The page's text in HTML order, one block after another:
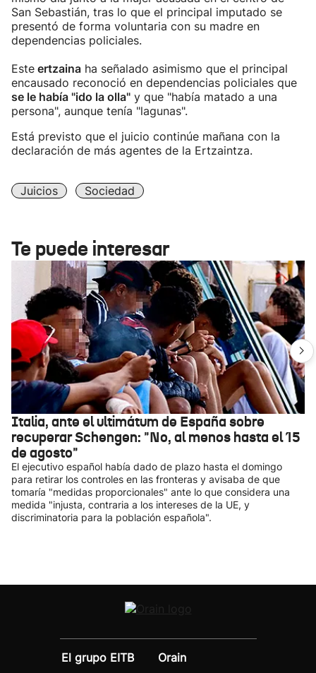
San Sebastián, tras lo que el principal imputado se
presentó de forma voluntaria con su madre en
dependencias policiales.
Este ertzaina ha señalado asimismo que el principal
encausado reconoció en dependencias policiales que
se le había "ido la olla" y que "había matado a una
persona", aunque tenía "lagunas".
Está previsto que el juicio continúe mañana con la
declaración de más agentes de la Ertzaintza.
Juicios Sociedad
Te puede interesar
Italia, ante el ultimátum de España sobre
recuperar Schengen: "No, al menos hasta el 15
de agosto"
El ejecutivo español había dado de plazo hasta el domingo
para retirar los controles en las fronteras y avisaba de que
tomaría "medidas proporcionales" ante lo que considera una
medida "injusta, contraria a los intereses de la UE, y
discriminatoria para la población española".
El grupo EITB
Orain